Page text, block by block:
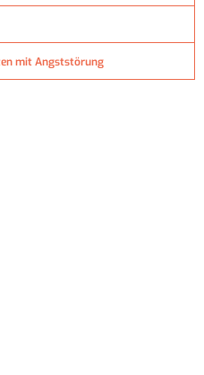
mit Angststörung